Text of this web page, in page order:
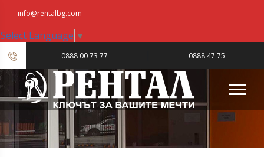
info@rentalbg.com
Select Language ▼
0888 00 73 77 0888 47 75
23